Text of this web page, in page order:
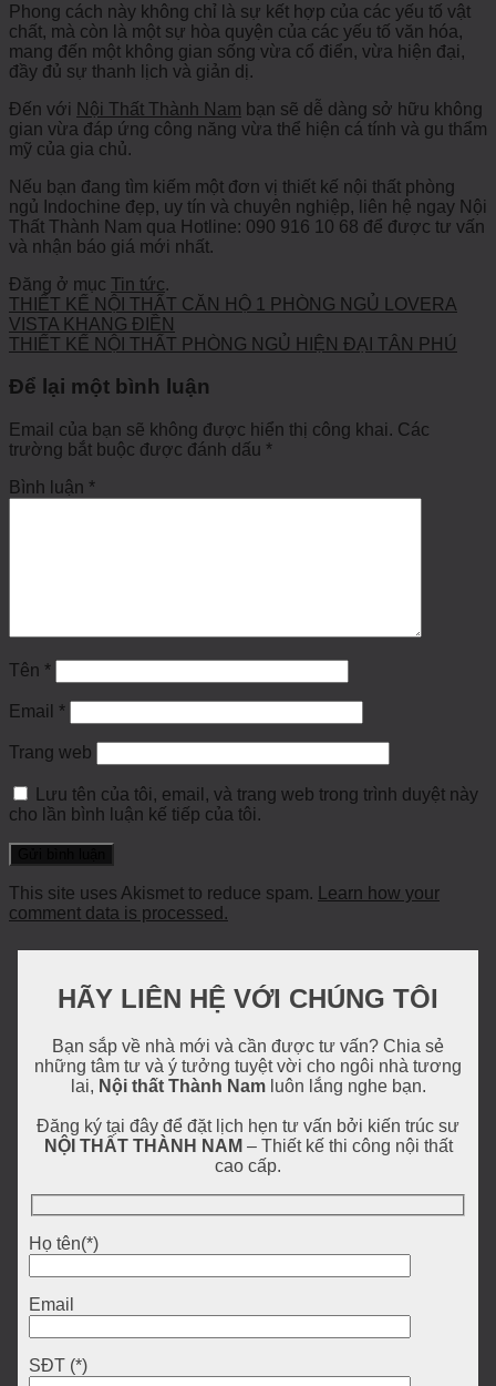
Phong cách này không chỉ là sự kết hợp của các yếu tố vật
chất, mà còn là một sự hòa quyện của các yếu tố văn hóa,
mang đến một không gian sống vừa cổ điển, vừa hiện đại,
đầy đủ sự thanh lịch và giản dị.
Đến với Nội Thất Thành Nam bạn sẽ dễ dàng sở hữu không
gian vừa đáp ứng công năng vừa thể hiện cá tính và gu thẩm
mỹ của gia chủ.
Nếu bạn đang tìm kiếm một đơn vị thiết kế nội thất phòng
ngủ Indochine đẹp, uy tín và chuyên nghiệp, liên hệ ngay Nội
Thất Thành Nam qua Hotline: 090 916 10 68 để được tư vấn
và nhận báo giá mới nhất.
Đăng ở mục Tin tức.
THIẾT KẾ NỘI THẤT CĂN HỘ 1 PHÒNG NGỦ LOVERA
VISTA KHANG ĐIỀN
THIẾT KẾ NỘI THẤT PHÒNG NGỦ HIỆN ĐẠI TÂN PHÚ
Để lại một bình luận
Email của bạn sẽ không được hiển thị công khai. Các
trường bắt buộc được đánh dấu *
Bình luận *
Tên *
Email *
Trang web
Lưu tên của tôi, email, và trang web trong trình duyệt này
cho lần bình luận kế tiếp của tôi.
This site uses Akismet to reduce spam.
Learn how your
comment data is processed.
HÃY LIÊN HỆ VỚI CHÚNG TÔI
Bạn sắp về nhà mới và cần được tư vấn? Chia sẻ
những tâm tư và ý tưởng tuyệt vời cho ngôi nhà tương
lai, Nội thất Thành Namluôn lắng nghe bạn.
Đăng ký tại đây để đặt lịch hẹn tư vấn bởi kiến trúc sư
NỘI THẤT THÀNH NAM – Thiết kế thi công nội thất
cao cấp.
Họ tên(*)
Email
SĐT (*)